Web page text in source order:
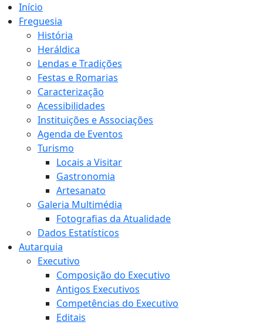
Início
Freguesia
História
Heráldica
Lendas e Tradições
Festas e Romarias
Caracterização
Acessibilidades
Instituições e Associações
Agenda de Eventos
Turismo
Locais a Visitar
Gastronomia
Artesanato
Galeria Multimédia
Fotografias da Atualidade
Dados Estatísticos
Autarquia
Executivo
Composição do Executivo
Antigos Executivos
Competências do Executivo
Editais